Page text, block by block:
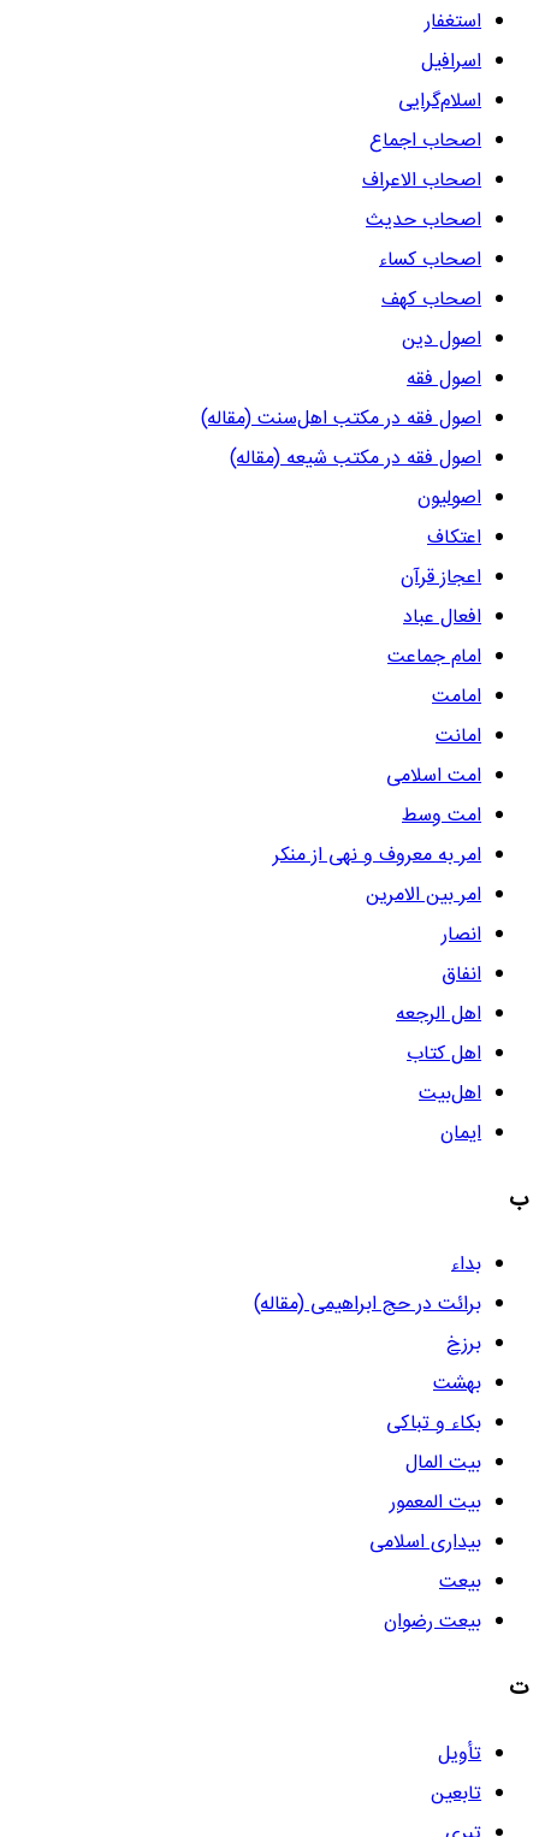
استغفار
اسرافیل
اسلام‌گرایی
اصحاب اجماع
اصحاب الاعراف
اصحاب حدیث
اصحاب کساء
اصحاب کهف
اصول دین
اصول فقه
اصول فقه در مکتب اهل‌سنت (مقاله)
اصول فقه در مکتب شیعه (مقاله)
اصولیون
اعتکاف
اعجاز قرآن
افعال عباد
امام جماعت
امامت
امانت
امت اسلامی
امت وسط
امر به معروف و نهی از منکر
امر بین الامرین
انصار
انفاق
اهل الرجعه
اهل کتاب
اهل‌بیت
ايمان
ب
بداء
برائت در حج ابراهیمی (مقاله)
برزخ
بهشت
بکاء و تباکی
بیت المال
بیت المعمور
بیداری اسلامی
بیعت
بیعت رضوان
ت
تأویل
تابعین